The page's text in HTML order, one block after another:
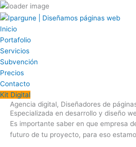
Ir
al
contenido
Inicio
Portafolio
Servicios
Subvención
Precios
Contacto
Kit Digital
Agencia digital, Diseñadores de
Especializada en desarrollo y diseño
Es importante saber en que empresa
futuro de tu proyecto, para eso